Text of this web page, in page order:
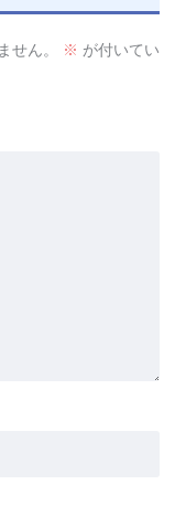
せん。 ※ が付いてい